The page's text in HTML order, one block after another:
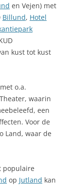
en Vejen) met
Billund, Hotel
kust tot kust
o.a.
waarin
een
Voor de
Land, waar de
populaire
op Jutland kan